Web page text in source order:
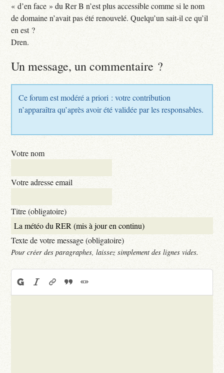
« d’en face » du Rer B n’est plus accessible comme si le nom
de domaine n’avait pas été renouvelé. Quelqu’un sait-il ce qu’il
en est ?
Dren.
Un message, un commentaire ?
Ce forum est modéré a priori : votre contribution
n’apparaîtra qu’après avoir été validée par les responsables.
Votre nom
Votre adresse email
Titre (obligatoire)
Texte de votre message (obligatoire)
Pour créer des paragraphes, laissez simplement des lignes vides.